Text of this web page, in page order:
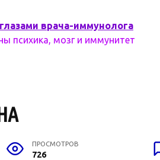
врача-иммунолога
психика, мозг и иммунитет
ПРОСМОТРОВ
726